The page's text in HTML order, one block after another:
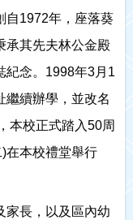
自1972年，座落葵
承其先夫林公金殿
紀念。1998年3月1
繼續辦學，並改名
本校正式踏入50周
在本校禮堂舉行
家長，以及區內幼